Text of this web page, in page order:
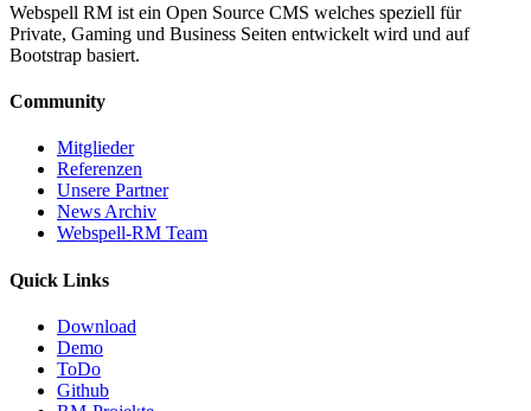
Webspell RM ist ein Open Source CMS welches speziell für
Private, Gaming und Business Seiten entwickelt wird und auf
Bootstrap basiert.
Community
Mitglieder
Referenzen
Unsere Partner
News Archiv
Webspell-RM Team
Quick Links
Download
Demo
ToDo
Github